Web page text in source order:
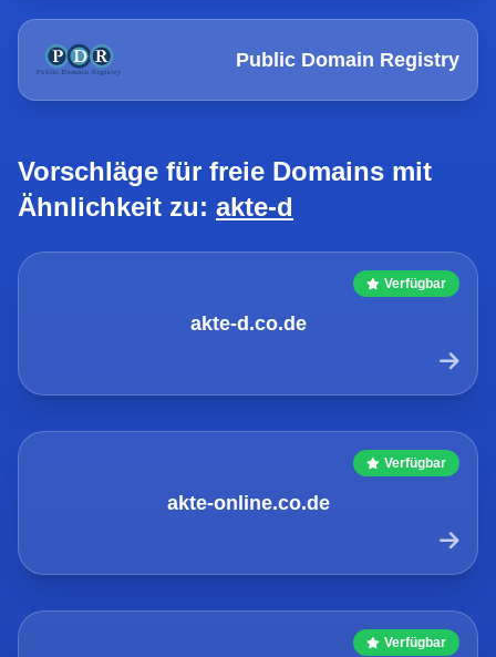
Public Domain Registry
Vorschläge für freie Domains mit
Ähnlichkeit zu: akte-d
Verfügbar
akte-d.co.de
Verfügbar
akte-online.co.de
Verfügbar